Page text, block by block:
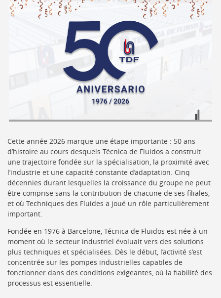
Cette année 2026 marque une étape importante : 50 ans
d’histoire au cours desquels Técnica de Fluidos a construit
une trajectoire fondée sur la spécialisation, la proximité avec
l’industrie et une capacité constante d’adaptation. Cinq
décennies durant lesquelles la croissance du groupe ne peut
être comprise sans la contribution de chacune de ses filiales,
et où Techniques des Fluides a joué un rôle particulièrement
important.
Fondée en 1976 à Barcelone, Técnica de Fluidos est née à un
moment où le secteur industriel évoluait vers des solutions
plus techniques et spécialisées. Dès le début, l’activité s’est
concentrée sur les pompes industrielles capables de
fonctionner dans des conditions exigeantes, où la fiabilité des
processus est essentielle.